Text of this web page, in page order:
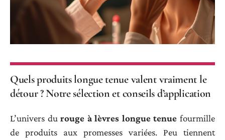
Quels produits longue tenue valent vraiment le
détour ? Notre sélection et conseils d’application
L’univers durouge à lèvres longue tenue fourmille
de produits aux promesses variées. Peu tiennent